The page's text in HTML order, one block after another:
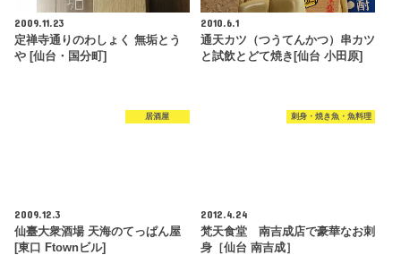
2009.11.23
定禅寺通りのわしょく 無垢とう
や [仙台・国分町]
2010.6.1
通天カツ（つうてんかつ）串カツ
と試飲とどて焼き[仙台 小田原]
居酒屋
2009.12.3
仙臺大衆酒場 天海のてっぱん屋
[東口 Ftownビル]
刺身・焼き魚・魚料理
2012.4.24
梵天食堂 南吉成店で豪華なお刺
身［仙台 南吉成］